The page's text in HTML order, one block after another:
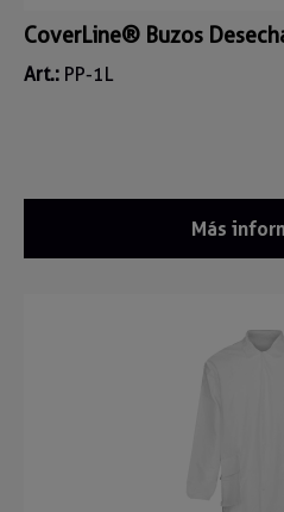
CoverLine® Buzos
Art.: PP-1L
Más